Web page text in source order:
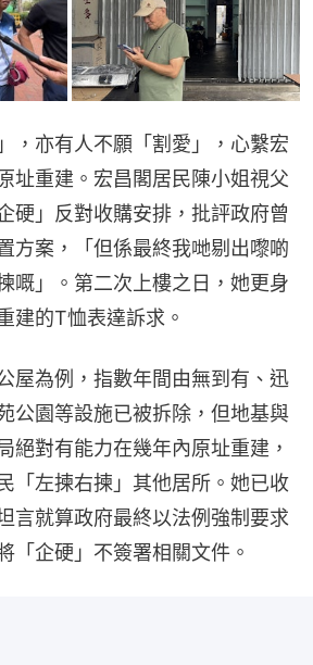
，亦有人不願「割愛」，心繫宏
址重建。宏昌閣居民陳小姐視父
硬」反對收購安排，批評政府曾
方案，「但係最終我哋剔出嚟啲
嘅」。第二次上樓之日，她更身
建的T恤表達訴求。
屋為例，指數年間由無到有、迅
公園等設施已被拆除，但地基與
絕對有能力在幾年內原址重建，
「左揀右揀」其他居所。她已收
言就算政府最終以法例強制要求
「企硬」不簽署相關文件。